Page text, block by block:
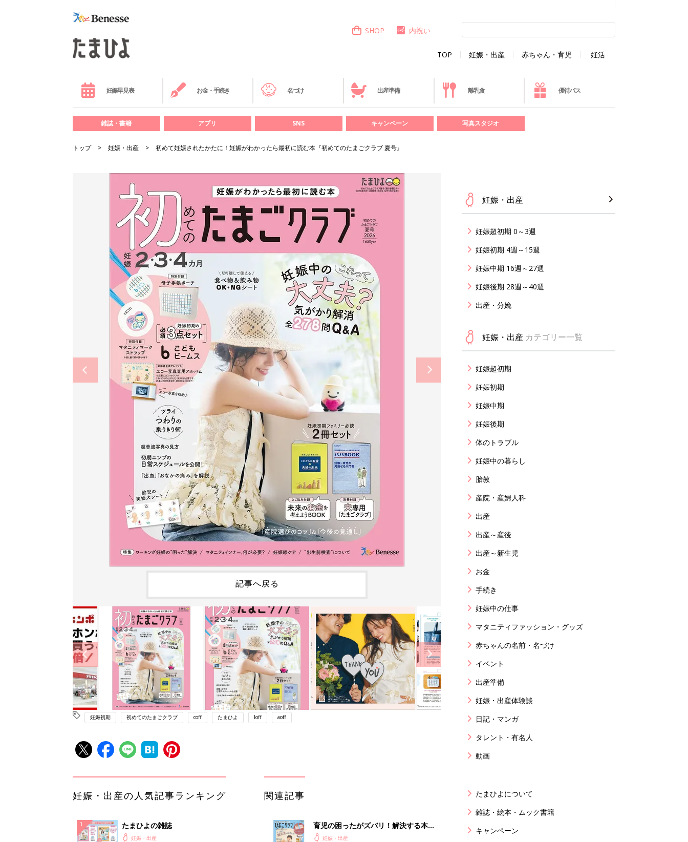
TOP 妊娠・出産 赤ちゃん・育児 妊活
SHOP 内祝い
妊娠早見表 お金・手続き 名づけ 出産準備 離乳食 優待パス
雑誌・書籍 アプリ SNS キャンペーン 写真スタジオ
トップ 妊娠・出産 初めて妊娠されたかたに！妊娠がわかったら最初に読む本『初めてのたまごクラブ 夏号』
記事へ戻る
妊娠初期 初めてのたまごクラブ coff たまひよ loff aoff
妊娠・出産の人気記事ランキング
たまひよの雑誌
妊娠・出産
関連記事
育児の困ったがズバリ！解決する本
『ひよこクラブ 秋号』 4カ月～2才
妊娠・出産
妊娠・出産
妊娠超初期 0～3週
妊娠初期 4週～15週
妊娠中期 16週～27週
妊娠後期 28週～40週
出産・分娩
妊娠・出産 カテゴリー一覧
妊娠超初期
妊娠初期
妊娠中期
妊娠後期
体のトラブル
妊娠中の暮らし
胎教
産院・産婦人科
出産
出産～産後
出産～新生児
お金
手続き
妊娠中の仕事
マタニティファッション・グッズ
赤ちゃんの名前・名づけ
イベント
出産準備
妊娠・出産体験談
日記・マンガ
タレント・有名人
動画
たまひよについて
雑誌・絵本・ムック書籍
キャンペーン